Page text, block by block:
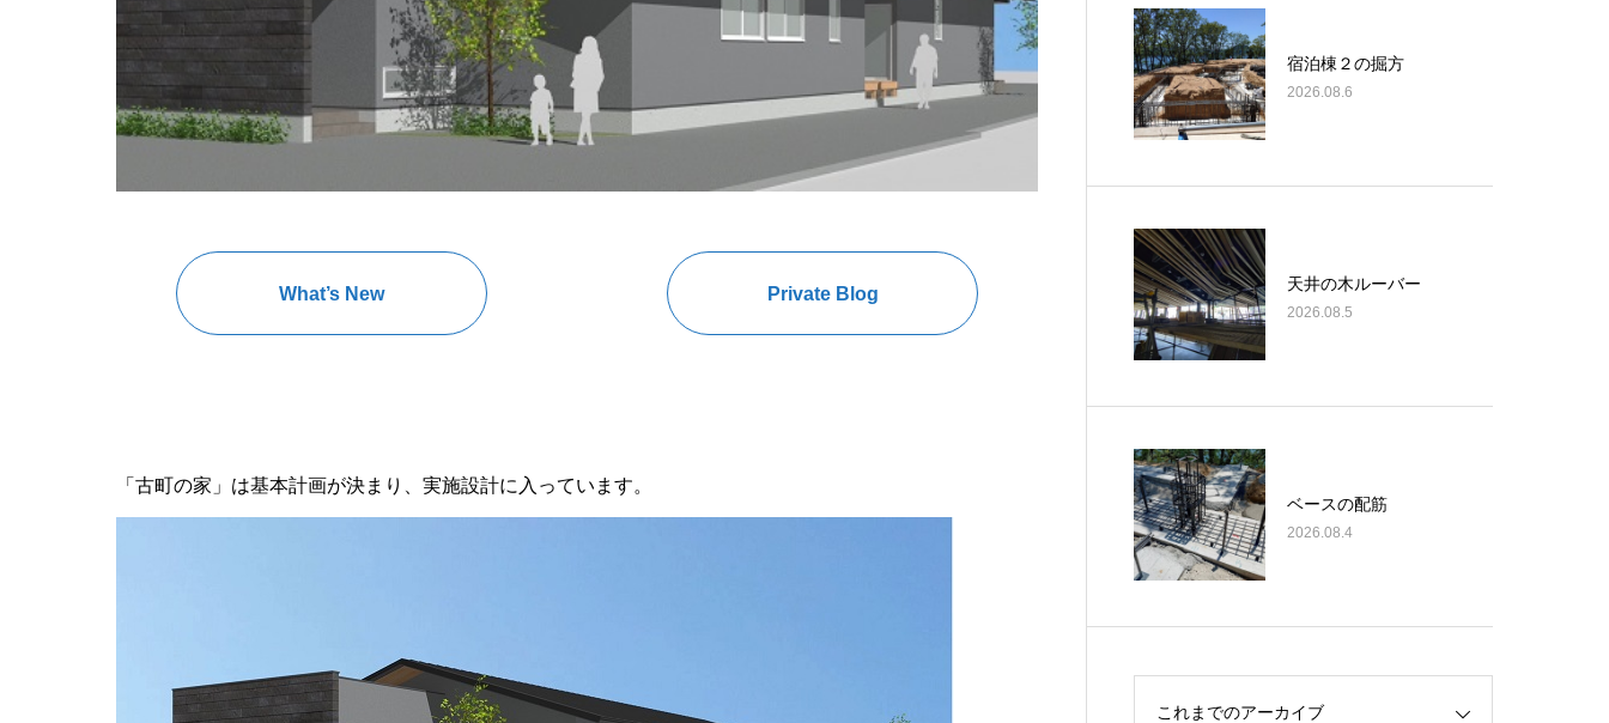
What’s New Private Blog
「古町の家」は基本計画が決まり、実施設計に入っています。
宿泊棟２の掘方
2026.08.6
天井の木ルーバー
2026.08.5
ベースの配筋
2026.08.4
これまでのアーカイブ